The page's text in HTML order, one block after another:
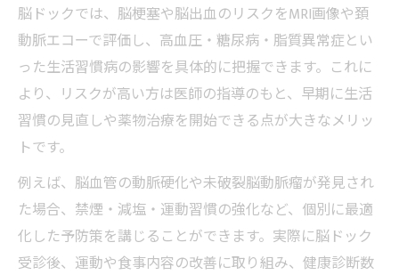
脳ドックでは、脳梗塞や脳出血のリスクをMRI画像や頚
動脈エコーで評価し、高血圧・糖尿病・脂質異常症とい
った生活習慣病の影響を具体的に把握できます。これに
より、リスクが高い方は医師の指導のもと、早期に生活
習慣の見直しや薬物治療を開始できる点が大きなメリッ
トです。
例えば、脳血管の動脈硬化や未破裂脳動脈瘤が発見され
た場合、禁煙・減塩・運動習慣の強化など、個別に最適
化した予防策を講じることができます。実際に脳ドック
受診後、運動や食事内容の改善に取り組み、健康診断数